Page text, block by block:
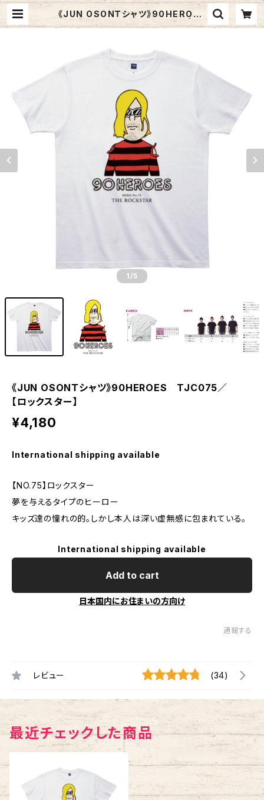
《JUN OSONＴシャツ》90HEROES
TJC075／ 【ロックスター】 | Gr
1 /5
《JUN OSONＴシャツ》90HEROES TJC075／
【ロックスター】
¥4,180
International shipping available
【NO.75】ロックスター
夢を与えるタイプのヒーロー
キッズ達の憧れの的。しかし本人は深い虚無感に包まれている。
International shipping available
Add to cart
日本国内にお住まいの方向け
通報する
レビュー (34)
最近チェックした商品